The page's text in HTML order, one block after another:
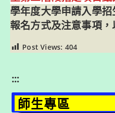
學年度大學申請入學
報名方式及注意事項，
Post Views: 404
:::
師生專區